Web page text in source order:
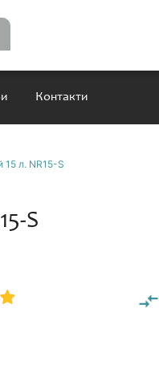
Контакти
15 л. NR15-S
S